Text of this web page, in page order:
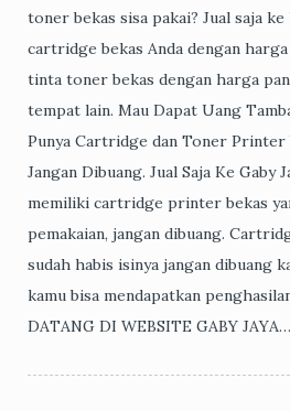
toner bekas sisa pakai? Jual saja
cartridge bekas Anda dengan
tinta toner bekas dengan harga
tempat lain. Mau Dapat Uang
Punya Cartridge dan Toner Printer
Jangan Dibuang. Jual Saja Ke Gaby
memiliki cartridge printer bekas
pemakaian, jangan dibuang.
sudah habis isinya jangan dibuang
kamu bisa mendapatkan
DATANG DI WEBSITE GABY JAYA…